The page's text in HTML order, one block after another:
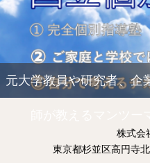
元大学教員や研究者、企
株式会
東京都杉並区高円寺